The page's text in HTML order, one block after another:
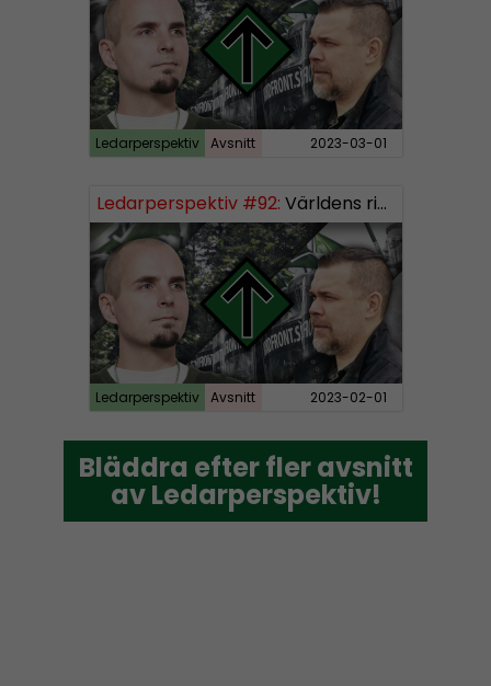
Ledarperspektiv Avsnitt 2023-03-01
Ledarperspektiv #92: Världens rikaste, vinster i välfärden och nazistiska lekfarbröder
Ledarperspektiv Avsnitt 2023-02-01
Bläddra efter fler avsnitt
av Ledarperspektiv!
Bläddra efter fler avsnitt
av Ledarperspektiv!